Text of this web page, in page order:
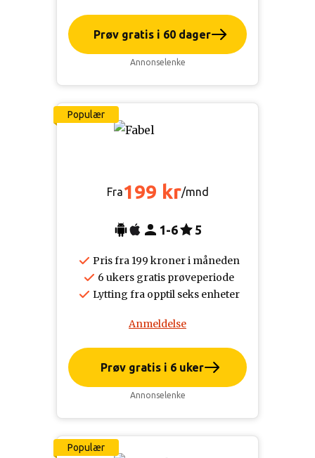
Prøv gratis i 60 dager
Annonselenke
Populær
Fra199 kr/mnd
1-6 5
Pris fra 199 kroner i måneden
6 ukers gratis prøveperiode
Lytting fra opptil seks enheter
Anmeldelse
Prøv gratis i 6 uker
Annonselenke
Populær